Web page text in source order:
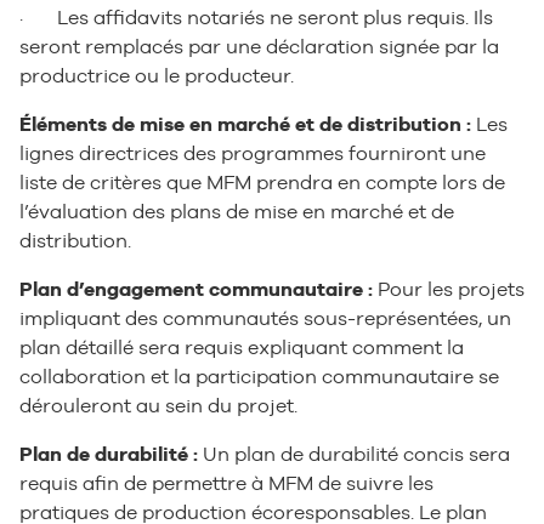
· Les affidavits notariés ne seront plus requis. Ils
seront remplacés par une déclaration signée par la
productrice ou le producteur.
Éléments de mise en marché et de distribution : Les
lignes directrices des programmes fourniront une
liste de critères que MFM prendra en compte lors de
l’évaluation des plans de mise en marché et de
distribution.
Plan d’engagement communautaire : Pour les projets
impliquant des communautés sous-représentées, un
plan détaillé sera requis expliquant comment la
collaboration et la participation communautaire se
dérouleront au sein du projet.
Plan de durabilité : Un plan de durabilité concis sera
requis afin de permettre à MFM de suivre les
pratiques de production écoresponsables. Le plan